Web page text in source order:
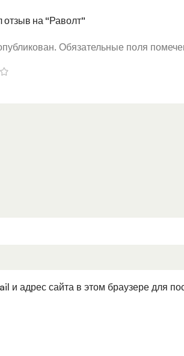
отзыв на “Раволт”
Обязательные поля
и адрес сайта в этом браузере для